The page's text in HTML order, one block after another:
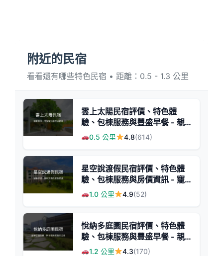
附近的民宿
看看還有哪些特色民宿 • 距離：0.5 - 1.3 公里
雲上太陽民宿評價、特色體
驗、包棟服務與豐盛早餐 - 親
子友善與團體聚會首選
0.5 公里 4.8(614)
星空說渡假民宿評價、特色體
驗、包棟服務與房價資訊 - 寵
物友善與舒適大空間
1.0 公里 4.9(52)
悅納多庭園民宿評價、特色體
驗、包棟服務與豐盛早餐 - 親
子友善與團體聚會首選
1.2 公里 4.3(170)